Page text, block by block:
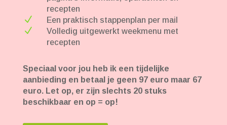
recepten
N Een praktisch stappenplan per mail
N
Volledig uitgewerkt weekmenu met
recepten
Speciaal voor jou heb ik een tijdelijke
aanbieding en betaal je geen 97 euro maar 67
euro. Let op, er zijn slechts 20 stuks
beschikbaar en op = op!